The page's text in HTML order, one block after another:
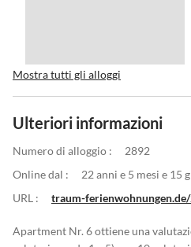
Mostra tutti gli alloggi
Ulteriori informazioni
Numero di alloggio :
2892
Online dal :
22 anni e 5 mesi e 15
URL :
traum-
Apartment Nr. 6 ottiene una